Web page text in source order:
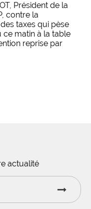
Président de la
contre la
taxes qui pèse
ce matin à la table
reprise par
actualité